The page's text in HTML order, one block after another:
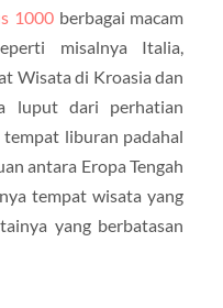
1000berbagai macam
misalnya Italia,
Wisata di Kroasia dan
luput dari perhatian
tempat liburan padahal
antara Eropa Tengah
tempat wisata yang
yang berbatasan